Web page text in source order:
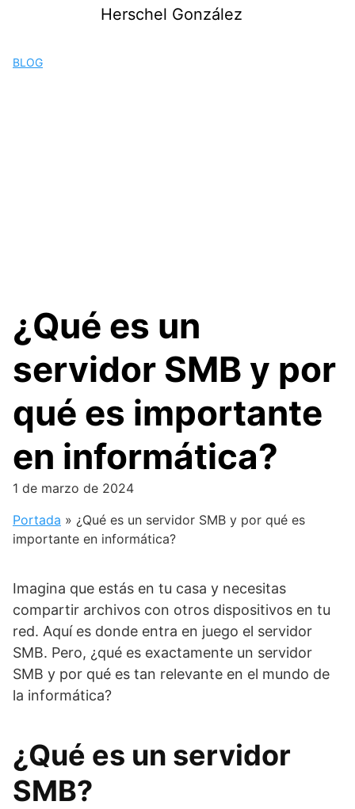
Herschel González
BLOG
¿Qué es un
servidor SMB y por
qué es importante
en informática?
1 de marzo de 2024
Portada » ¿Qué es un servidor SMB y por qué es
importante en informática?
Imagina que estás en tu casa y necesitas
compartir archivos con otros dispositivos en tu
red. Aquí es donde entra en juego el servidor
SMB. Pero, ¿qué es exactamente un servidor
SMB y por qué es tan relevante en el mundo de
la informática?
¿Qué es un servidor
SMB?